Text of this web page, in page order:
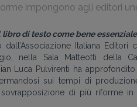
impongono agli editori
di testo come bene
dall’Associazione Italiana Editori
nella Sala Matteotti della
Luca Pulvirenti ha
sui tempi di
di più riforme in